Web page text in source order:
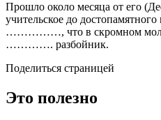
Прошло около месяца от его
учительское до
……………, что в скромном
…………. разбойник.
Поделиться страницей
Это полезно